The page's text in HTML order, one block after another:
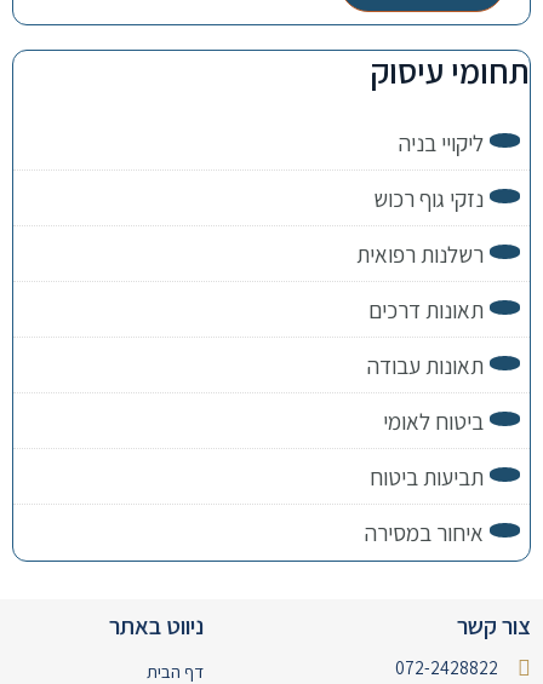
תחומי עיסוק
ליקויי בניה
נזקי גוף רכוש
רשלנות רפואית
תאונות דרכים
תאונות עבודה
ביטוח לאומי
תביעות ביטוח
איחור במסירה
צור קשר
072-2428822
ניווט באתר
דף הבית